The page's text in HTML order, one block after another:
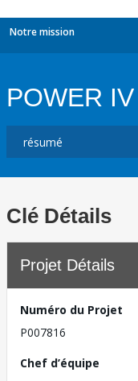
Notre mission
POWER
Clé Détails
Projet Détails
Numéro du Projet
P007816
Chef d’équipe